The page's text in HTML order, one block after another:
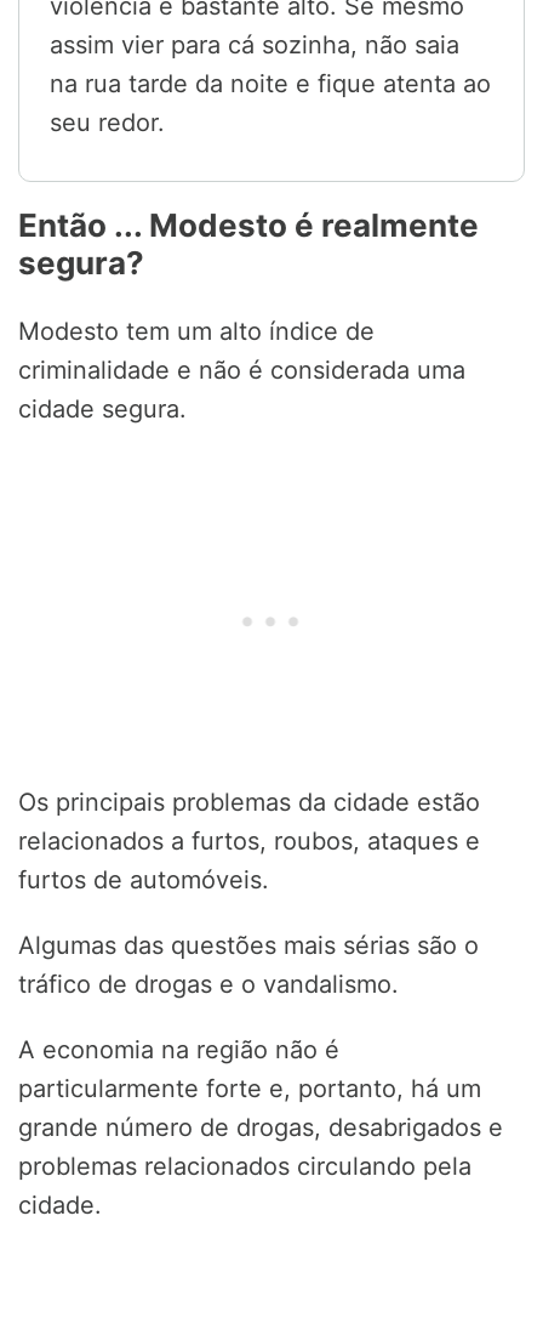
violência é bastante alto. Se mesmo
assim vier para cá sozinha, não saia
na rua tarde da noite e fique atenta ao
seu redor.
Então ... Modesto é realmente
segura?
Modesto tem um alto índice de
criminalidade e não é considerada uma
cidade segura.
Os principais problemas da cidade estão
relacionados a furtos, roubos, ataques e
furtos de automóveis.
Algumas das questões mais sérias são o
tráfico de drogas e o vandalismo.
A economia na região não é
particularmente forte e, portanto, há um
grande número de drogas, desabrigados e
problemas relacionados circulando pela
cidade.